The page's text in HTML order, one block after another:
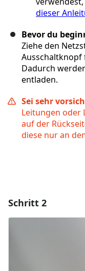
dieser
Bevor du
Ziehe den
Ausschaltknopf
Dadurch
entladen.
Sei sehr
Leitungen oder
auf der
diese nur an
Kommentar
Schritt 2